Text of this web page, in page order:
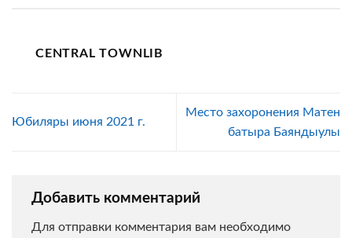
CENTRAL TOWNLIB
Юбиляры июня 2021 г.
Место захоронения Матен
батыра Баяндыулы
Добавить комментарий
Для отправки комментария вам необходимо